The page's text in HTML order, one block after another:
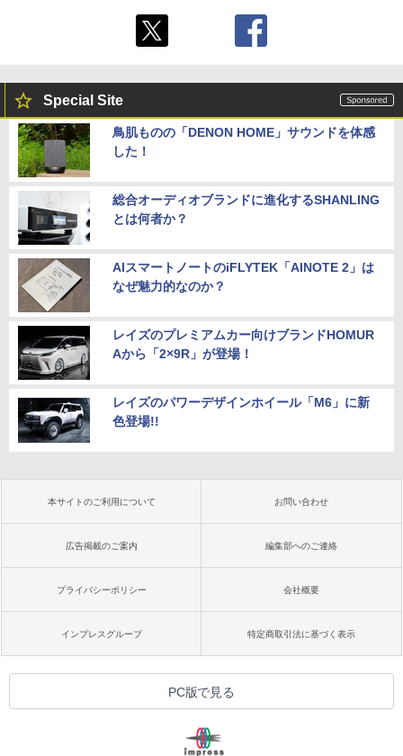
Special Site
鳥肌ものの「DENON HOME」サウンドを体感
した！
総合オーディオブランドに進化するSHANLING
とは何者か？
AIスマートノートのiFLYTEK「AINOTE 2」は
なぜ魅力的なのか？
レイズのプレミアムカー向けブランドHOMUR
Aから「2×9R」が登場！
レイズのパワーデザインホイール「M6」に新
色登場!!
本サイトのご利用について お問い合わせ
広告掲載のご案内 編集部へのご連絡
プライバシーポリシー 会社概要
インプレスグループ 特定商取引法に基づく表示
PC版で見る